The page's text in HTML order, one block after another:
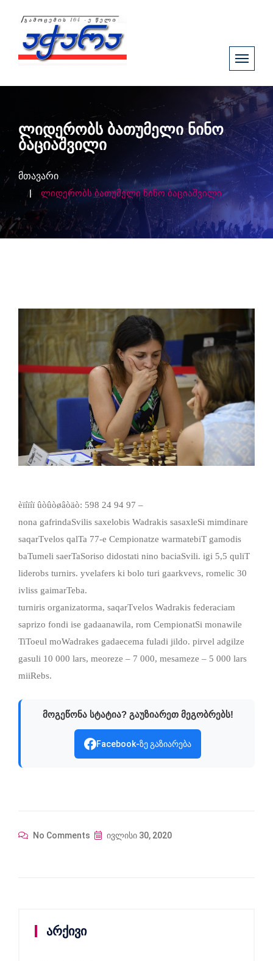
ლიდერობს ბათუმელი ნინო
ბაციაშვილი
მთავარი
ლიდერობს ბათუმელი ნინო ბაციაშვილი
èïíïíï ûòûòøâòäò: 598 24 94 97 –
nona gafrindaSvilis saxelobis Wadrakis sasaxleSi mimdinare
saqarTvelos qalTa 77-e Cempionatze warmatebiT gamodis
baTumeli saerTaSoriso didostati nino baciaSvili. igi 5,5 quliT
liderobs turnirs. yvelafers ki bolo turi gaarkvevs, romelic 30
ivliss gaimarTeba.
turniris organizatorma, saqarTvelos Wadrakis federaciam
saprizo fondi ise gadaanawila, rom CempionatSi monawile
TiToeul moWadrakes gadaecema fuladi jildo. pirvel adgilze
gasuli 10 000 lars, meoreze – 7 000, mesameze – 5 000 lars
miiRebs.
მოგეწონა სტატია? გაუზიარეთ მეგობრებს!
Facebook-ზე გაზიარება
No Comments ივლისი 30, 2020
არქივი